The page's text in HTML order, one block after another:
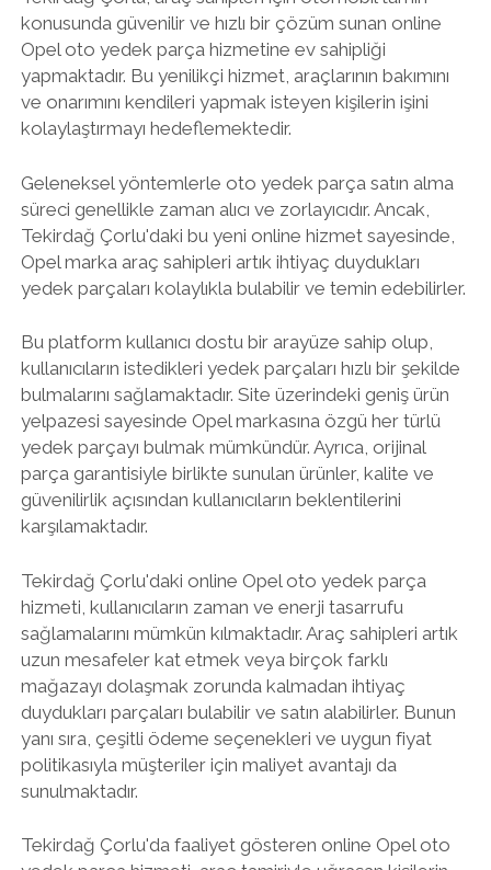
konusunda güvenilir ve hızlı bir çözüm sunan online
Opel oto yedek parça hizmetine ev sahipliği
yapmaktadır. Bu yenilikçi hizmet, araçlarının bakımını
ve onarımını kendileri yapmak isteyen kişilerin işini
kolaylaştırmayı hedeflemektedir.
Geleneksel yöntemlerle oto yedek parça satın alma
süreci genellikle zaman alıcı ve zorlayıcıdır. Ancak,
Tekirdağ Çorlu'daki bu yeni online hizmet sayesinde,
Opel marka araç sahipleri artık ihtiyaç duydukları
yedek parçaları kolaylıkla bulabilir ve temin edebilirler.
Bu platform kullanıcı dostu bir arayüze sahip olup,
kullanıcıların istedikleri yedek parçaları hızlı bir şekilde
bulmalarını sağlamaktadır. Site üzerindeki geniş ürün
yelpazesi sayesinde Opel markasına özgü her türlü
yedek parçayı bulmak mümkündür. Ayrıca, orijinal
parça garantisiyle birlikte sunulan ürünler, kalite ve
güvenilirlik açısından kullanıcıların beklentilerini
karşılamaktadır.
Tekirdağ Çorlu'daki online Opel oto yedek parça
hizmeti, kullanıcıların zaman ve enerji tasarrufu
sağlamalarını mümkün kılmaktadır. Araç sahipleri artık
uzun mesafeler kat etmek veya birçok farklı
mağazayı dolaşmak zorunda kalmadan ihtiyaç
duydukları parçaları bulabilir ve satın alabilirler. Bunun
yanı sıra, çeşitli ödeme seçenekleri ve uygun fiyat
politikasıyla müşteriler için maliyet avantajı da
sunulmaktadır.
Tekirdağ Çorlu'da faaliyet gösteren online Opel oto